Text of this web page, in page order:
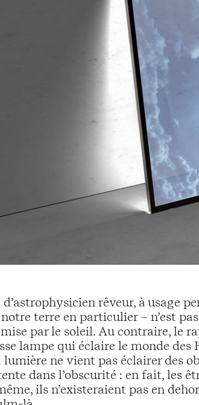
rêveur, à usage
terre en particulier – n’est
par le soleil. Au contraire, le
lampe qui éclaire le monde
ne vient pas éclairer des
dans l’obscurité : en fait, les
ils n’existeraient pas en